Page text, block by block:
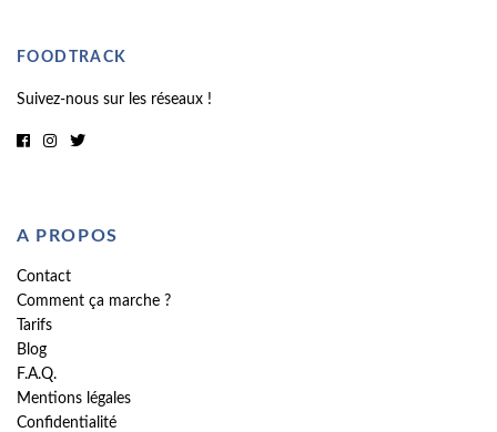
FOODTRACK
Suivez-nous sur les réseaux !
A PROPOS
Contact
Comment ça marche ?
Tarifs
Blog
F.A.Q.
Mentions légales
Confidentialité